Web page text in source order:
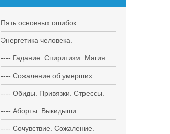
Пять основных ошибок
Энергетика человека.
---- Гадание. Спиритизм. Магия.
---- Сожаление об умерших
---- Обиды. Привязки. Стрессы.
---- Аборты. Выкидыши.
---- Сочувствие. Сожаление.